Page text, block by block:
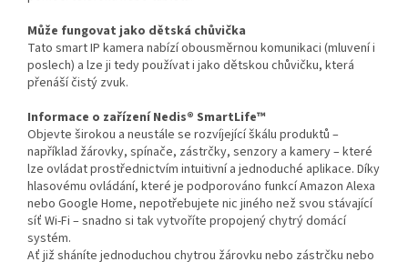
Může fungovat jako dětská chůvička
Tato smart IP kamera nabízí obousměrnou komunikaci (mluvení i
poslech) a lze ji tedy používat i jako dětskou chůvičku, která
přenáší čistý zvuk.
Informace o zařízení Nedis® SmartLife™
Objevte širokou a neustále se rozvíjející škálu produktů –
například žárovky, spínače, zástrčky, senzory a kamery – které
lze ovládat prostřednictvím intuitivní a jednoduché aplikace. Díky
hlasovému ovládání, které je podporováno funkcí Amazon Alexa
nebo Google Home, nepotřebujete nic jiného než svou stávající
síť Wi-Fi – snadno si tak vytvoříte propojený chytrý domácí
systém.
Ať již sháníte jednoduchou chytrou žárovku nebo zástrčku nebo